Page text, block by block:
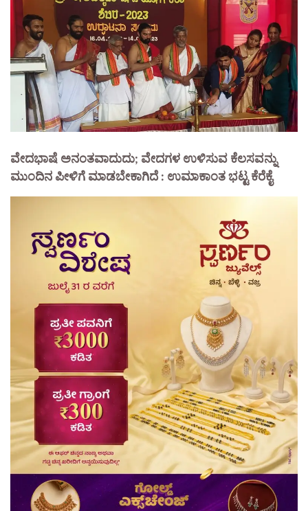
ವೇದಭಾಷೆ ಅನಂತವಾದುದು; ವೇದಗಳ ಉಳಿಸುವ ಕೆಲಸವನ್ನು
ಮುಂದಿನ ಪೀಳಿಗೆ ಮಾಡಬೇಕಾಗಿದೆ : ಉಮಾಕಾಂತ ಭಟ್ಟ ಕೆರೆಕೈ